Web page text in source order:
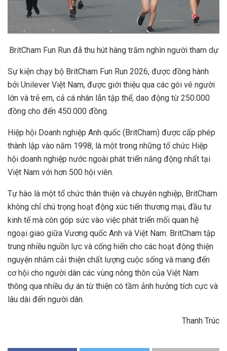
BritCham Fun Run đã thu hút hàng trăm nghìn người tham dự
Sự kiện chạy bộ BritCham Fun Run 2026, được đồng hành
bởi Unilever Việt Nam, được giới thiệu qua các gói vé người
lớn và trẻ em, cả cá nhân lẫn tập thể, dao động từ 250.000
đồng cho đến 450.000 đồng.
Hiệp hội Doanh nghiệp Anh quốc (BritCham) được cấp phép
thành lập vào năm 1998, là một trong những tổ chức Hiệp
hội doanh nghiệp nước ngoài phát triển năng động nhất tại
Việt Nam với hơn 500 hội viên.
Tự hào là một tổ chức thân thiện và chuyên nghiệp, BritCham
không chỉ chú trọng hoạt động xúc tiến thương mại, đầu tư
kinh tế mà còn góp sức vào việc phát triển mối quan hệ
ngoại giao giữa Vương quốc Anh và Việt Nam. BritCham tập
trung nhiều nguồn lực và cống hiến cho các hoạt động thiện
nguyện nhằm cải thiện chất lượng cuộc sống và mang đến
cơ hội cho người dân các vùng nông thôn của Việt Nam
thông qua nhiều dự án từ thiện có tầm ảnh hưởng tích cực và
lâu dài đến người dân.
Thanh Trúc